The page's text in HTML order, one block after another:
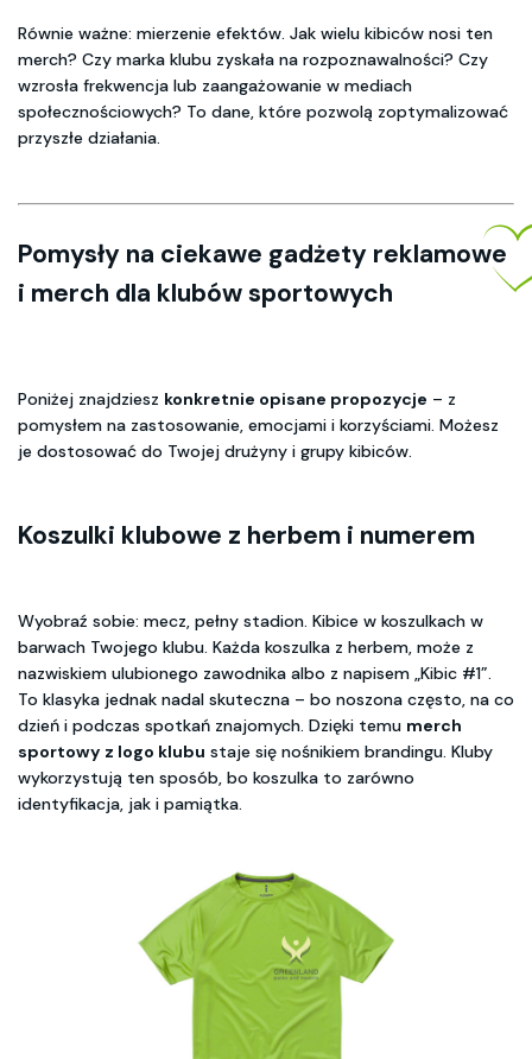
Równie ważne: mierzenie efektów. Jak wielu kibiców nosi ten
merch? Czy marka klubu zyskała na rozpoznawalności? Czy
wzrosła frekwencja lub zaangażowanie w mediach
społecznościowych? To dane, które pozwolą zoptymalizować
przyszłe działania.
Pomysły na ciekawe gadżety reklamowe
i merch dla klubów sportowych
Poniżej znajdziesz konkretnie opisane propozycje – z
pomysłem na zastosowanie, emocjami i korzyściami. Możesz
je dostosować do Twojej drużyny i grupy kibiców.
Koszulki klubowe z herbem i numerem
Wyobraź sobie: mecz, pełny stadion. Kibice w koszulkach w
barwach Twojego klubu. Każda koszulka z herbem, może z
nazwiskiem ulubionego zawodnika albo z napisem „Kibic #1”.
To klasyka jednak nadal skuteczna – bo noszona często, na co
dzień i podczas spotkań znajomych. Dzięki temu merch
sportowy z logo klubu staje się nośnikiem brandingu. Kluby
wykorzystują ten sposób, bo koszulka to zarówno
identyfikacja, jak i pamiątka.